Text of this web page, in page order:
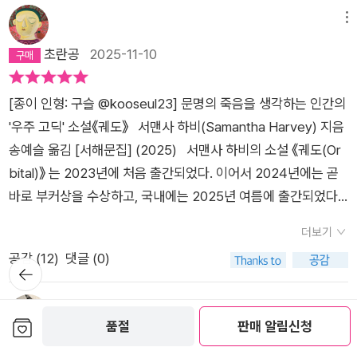
품절 판매 알림신청
푸른 점에 두고 온 자신의 과거, 현재, 어쩌면 미래까지를 더 넓고
긴 시선으로 줌아웃한다. 이 지구에서 우리가 욕망하고 분투하고
싸우고 집착하는 것들이 얼마나 사소하고 덧없는 것인지, 바깥에
서 보면 그 경계조차도 흐릿한 국경을 가지고 서로 죽고 죽이는
일들이 얼마나 어리석은 폭력인지 읽는 이들은 절로 깨닫게 된
다. 이곳에서 우리 삶은 더없이 사소하지만 동시에 중대하다고,
되풀이되지만 동시에 유례가 없다고 당장이라도 일어나 말할 것
만 같다. 우리 존재의 의미는 크지만 동시의 무의미하다. 인류 위
업의 정점에 도달하고 보니 그것이 얼마나 미미한지를 깨닫게 되
야말로 최고의 위업임을 비로소 이해한다.-pp.212이 이야기는
하나의 드라마틱한 소설이라기보다는 욕망과 폭력과 파괴로 들
끓는 뜨거운 지구 바깥으로 나가 그 모든 것을 조망하게 되는 하
나의 계기적 읽기라고 할 수 있다. 타인이 강요하는 관점, 타인이
설정해 놓은 욕망의 기준에 끌려가는 삶, 폭력과 경계가 모호한
다. 이번에읽은 <궤도>라는 소설은 본상을 수상한 작품이란다.
문학상 수상작을 받게 되면 그 작가를 모르는 경우에도 관심을 갖
게 되어 읽게 되곤 하지.몇 달 전에 2023년 부커상 본상을 받은
상작에 관심을갖게 보았단다. 너무 기대를 했던 것인지, 일단 아
빠 취향의소설은 아니었단다. 심사위원 만장일치로 부커상을 수
상하였다고 하는데,아빠는 공감할 수 없었단다. 간단하게 이야기
하면 국제우주정거장에서 지내는 여섯 사람의 일상과그곳에서
바라보는 지구, 우주의 모습을 그린 것인데, 영화나다큐멘터리의
영상을 글로 옮겼다는 것 이외에 신선함 마저 느낄 수 없었단다.
시적 언어를 사용하였고, 국제우주정거장 생활을 하면서 느끼는
이들의 고독과 그들 사이의 유대감을 소설로 그리긴 했는데, 결국
은 반전이나 극적인 사건 없는 다큐멘터리와 같은 소설이었단다.
국제우주정거장에서바라보는 지구의 모습을 글로 표현했는데,
그것을 읽으면서 아빠의 머릿속에서 영상으로 바꿔야 했단다. 그
초란공 2025-11-10
[종이 인형: 구슬 @kooseul23] 문명의 죽음을 생각하는 인간의
'우주 고딕' 소설《궤도》 서맨사 하비(Samantha Harvey) 지음
송예슬 옮김 [서해문집] (2025) 서맨사 하비의 소설 《궤도(Or
bital)》 는 2023년에 처음 출간되었다. 이어서 2024년에는 곧
바로 부커상을 수상하고, 국내에는 2025년 여름에 출간되었다.
적으로 이야기를 들려주기 전에 실려 있는 한 그림에는 세계 지형
의 윤곽이 그려져 있다. 자세히 보면 지도 위에 1에서 16까지 숫
자가 적힌 곡선이 이어져 있고, ‘북반구가 낮일 때 지구 궤도의 2
책은 은유로서가 아니라 정말 우주선의 궤도를 그린 지도구나’라
더보기
공감 (12) 댓글 (0)
뒤로가
기